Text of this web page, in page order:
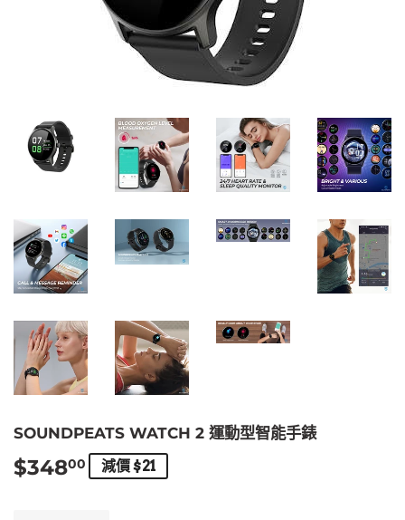
SOUNDPEATS WATCH 2 運動型智能手錶
$34800 $348.00
減價 $21